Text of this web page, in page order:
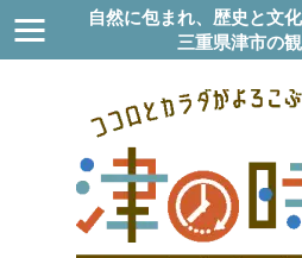
自然に包まれ、歴史と文
三重県津市の